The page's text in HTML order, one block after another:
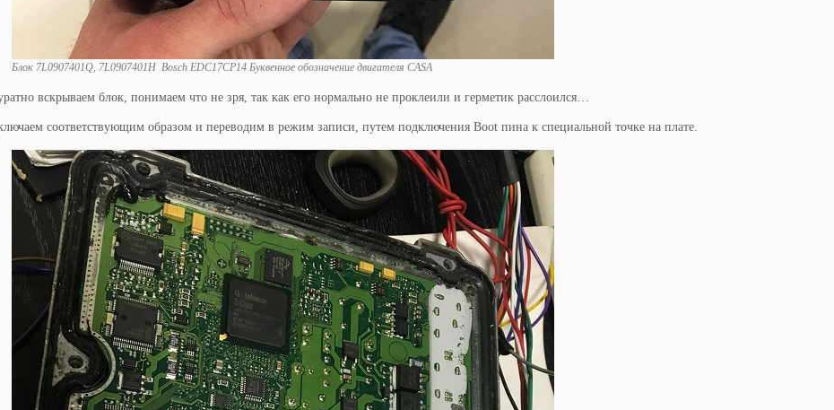
Блок 7L0907401Q, 7L0907401H Bosch EDC17CP14 Буквенное обозначение двигателя CASA
вскрываем блок, понимаем что не зря, так как его нормально не проклеили и герметик расслоился…
соответствующим образом и переводим в режим записи, путем подключения Boot пина к специальной точке на плате.